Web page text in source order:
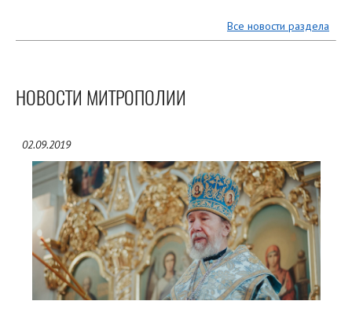
Все новости раздела
НОВОСТИ МИТРОПОЛИИ
02.09.2019